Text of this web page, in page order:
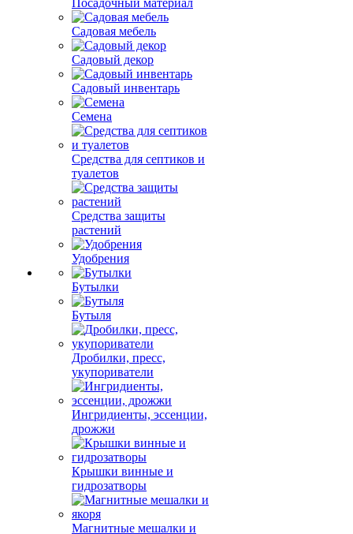
Посадочный материал
Садовая мебель
Садовый декор
Садовый инвентарь
Семена
Средства для септиков и
туалетов
Средства защиты
растений
Удобрения
Бутылки
Бутыля
Дробилки, пресс,
укупориватели
Ингридиенты, эссенции,
дрожжи
Крышки винные и
гидрозатворы
Магнитные мешалки и